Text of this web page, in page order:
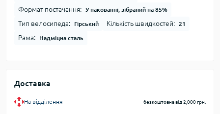
Формат постачання: У пакованні, зібраний на 85%
Тип велосипеда: Гірський Кількість швидкостей: 21
Рама: Надміцна сталь
Доставка
На відділення безкоштовна від 2,000 грн.